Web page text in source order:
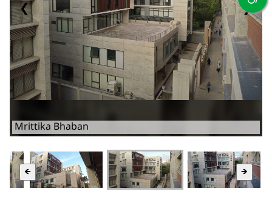
Mrittika Bhaban
❮ ❯
🡸 🡺